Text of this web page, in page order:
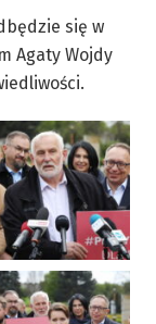
się w
Agaty Wojdy